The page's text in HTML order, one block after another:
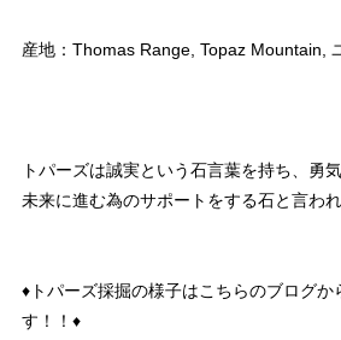
産地：Thomas Range, Topaz Mountain,
トパーズは誠実という石言葉を持ち、勇
未来に進む為のサポートをする石と言われ
♦︎トパーズ採掘の様子はこちらのブログか
す！！♦︎